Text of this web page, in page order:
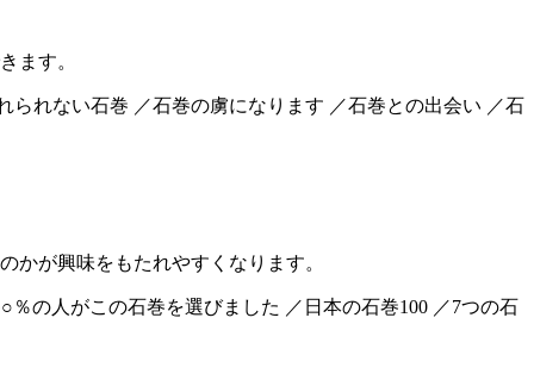
ます。
れない石巻 ／石巻の虜になります ／石巻との出会い ／石
かが興味をもたれやすくなります。
の人がこの石巻を選びました ／日本の石巻100 ／7つの石